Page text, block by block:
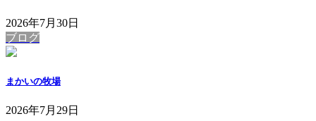
2026年7月30日
ブログ
まかいの牧場
2026年7月29日